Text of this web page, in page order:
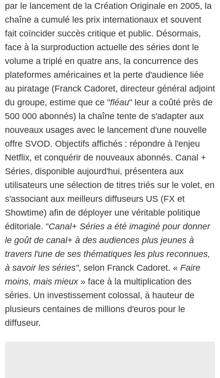
par le lancement de la Création Originale en 2005, la
chaîne a cumulé les prix internationaux et souvent
fait coïncider succès critique et public. Désormais,
face à la surproduction actuelle des séries dont le
volume a triplé en quatre ans, la concurrence des
plateformes américaines et la perte d'audience liée
au piratage (Franck Cadoret, directeur général adjoint
du groupe, estime que ce "fléau" leur a coûté près de
500 000 abonnés) la chaîne tente de s'adapter aux
nouveaux usages avec le lancement d'une nouvelle
offre SVOD. Objectifs affichés : répondre à l'enjeu
Netflix, et conquérir de nouveaux abonnés. Canal +
Séries, disponible aujourd'hui, présentera aux
utilisateurs une sélection de titres triés sur le volet, en
s'associant aux meilleurs diffuseurs US (FX et
Showtime) afin de déployer une véritable politique
éditoriale. "Canal+ Séries a été imaginé pour donner
le goût de canal+ à des audiences plus jeunes à
travers l'une de ses thématiques les plus reconnues,
à savoir les séries", selon Franck Cadoret. « Faire
moins, mais mieux» face à la multiplication des
séries. Un investissement colossal, à hauteur de
plusieurs centaines de millions d'euros pour le
diffuseur.